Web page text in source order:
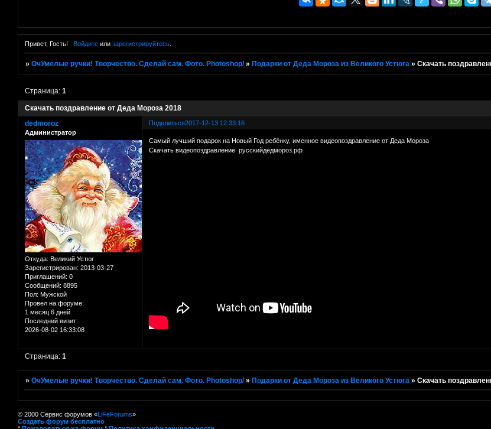
Привет, Гость! Войдитеили зарегистрируйтесь.
»ОчУмелые ручки! Творчество. Сделай сам. Фото. Photoshop/ » Подарки от Деда Мороза из Великого Устюга »Скачать
Скачать поздравление от Деда Мороза 2018
Страница:1
Поделиться2017-12-13 12:33:16
dedmoroz
Администратор
Откуда: Великий Устюг
Зарегистрирован: 2013-03-27
Приглашений: 0
Сообщений: 8895
Пол: Мужской
Провел на форуме:
1 месяц 6 дней
Последний визит:
2026-08-02 16:33:08
Самый лучший подарок на Новый Год ребёнку, именное видеопоздравление от Деда Мороза
Скачать видеопоздравление русскийдедмороз.рф
Страница:1
»ОчУмелые ручки! Творчество. Сделай сам. Фото. Photoshop/ » Подарки от Деда Мороза из Великого Устюга »Скачать
© 2000 Сервис форумов «LiFeForums»
Создать форум бесплатно